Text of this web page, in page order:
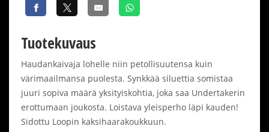
Tuotekuvaus
Haudankaivaja lohelle niin petollisuutensa kuin
värimaailmansa puolesta. Synkkää siluettia somistaa
juuri sopiva määrä yksityiskohtia, joka saa Undertakerin
erottumaan joukosta. Loistava yleisperho läpi kauden!
Sidottu Loopin kaksihaarakoukkuun.